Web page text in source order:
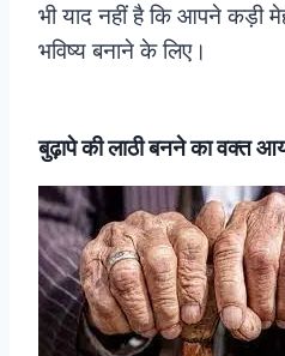
भी याद नहीं है कि आपने कड़ी
भविष्य बनाने के लिए।
बुढ़ापे की लाठी बनने का वक्त